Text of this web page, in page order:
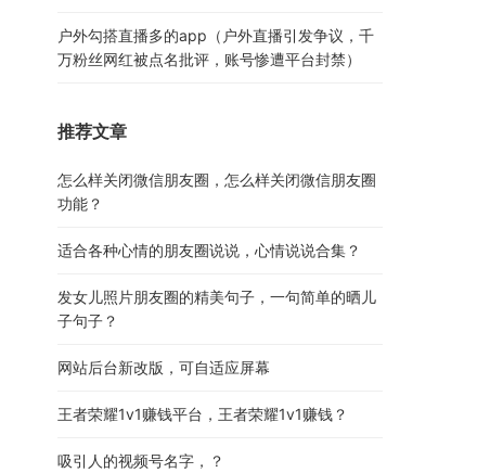
户外勾搭直播多的app（户外直播引发争议，千
万粉丝网红被点名批评，账号惨遭平台封禁）
推荐文章
怎么样关闭微信朋友圈，怎么样关闭微信朋友圈
功能？
适合各种心情的朋友圈说说，心情说说合集？
发女儿照片朋友圈的精美句子，一句简单的晒儿
子句子？
网站后台新改版，可自适应屏幕
王者荣耀1v1赚钱平台，王者荣耀1v1赚钱？
吸引人的视频号名字，？